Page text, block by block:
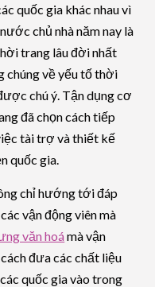
quốc gia khác nhau vì
chủ nhà năm nay là
trang lâu đời nhất
chúng về yếu tố thời
chú ý. Tận dụng cơ
đã chọn cách tiếp
tài trợ và thiết kế
quốc gia.
chỉ hướng tới đáp
vận động viên mà
văn hoámà vận
đưa các chất liệu
quốc gia vào trong